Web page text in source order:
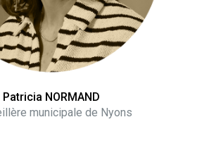
Patricia NORMAND
municipale de Nyons